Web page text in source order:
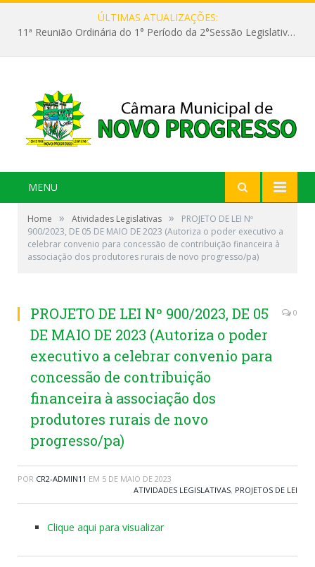
ÚLTIMAS ATUALIZAÇÕES:
11ª Reunião Ordinária do 1° Período da 2°Sessão Legislativa da 9ª Legislatura do Poder Legislativo
MENU
Home » Atividades Legislativas »
PROJETO DE LEI Nº
900/2023, DE 05 DE MAIO DE 2023 (Autoriza o poder executivo a
celebrar convenio para concessão de contribuição financeira à
associação dos produtores rurais de novo progresso/pa)
PROJETO DE LEI Nº 900/2023, DE 05
DE MAIO DE 2023 (Autoriza o poder
executivo a celebrar convenio para
concessão de contribuição
financeira à associação dos
produtores rurais de novo
progresso/pa)
0
POR CR2-ADMIN11 EM 5 DE MAIO DE 2023
ATIVIDADES LEGISLATIVAS, PROJETOS DE LEI
Clique aqui para visualizar